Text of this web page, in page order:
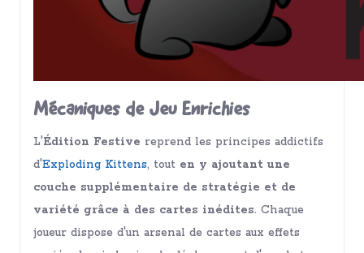
Mécaniques de Jeu Enrichies
L'Édition Festive reprend les principes addictifs
d'Exploding Kittens, tout en y ajoutant une
couche supplémentaire de stratégie et de
variété grâce à des cartes inédites. Chaque
joueur dispose d'un arsenal de cartes aux effets